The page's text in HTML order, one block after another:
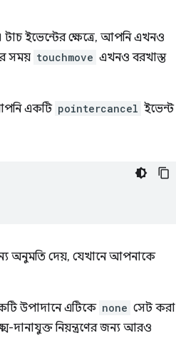
টাচ ইভেন্টের ক্ষেত্রে, আপনি এখনও
সময় touchmove এখনও বরখাস্ত
একটি pointercancel ইভেন্ট
অনুমতি দেয়, যেখানে আপনাকে
উপাদানে এটিকে none সেট করা
দানাযুক্ত নিয়ন্ত্রণের জন্য আরও